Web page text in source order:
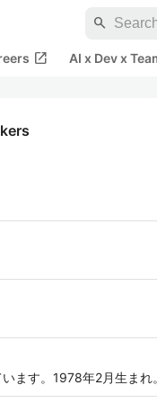
search
open_in_new AI x Dev x
ます。1978年2月生まれ。